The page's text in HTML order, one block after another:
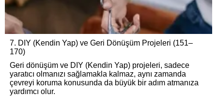
7. DIY (Kendin Yap) ve Geri Dönüşüm Projeleri (151–
170)
Geri dönüşüm ve DIY (Kendin Yap) projeleri, sadece
yaratıcı olmanızı sağlamakla kalmaz, aynı zamanda
çevreyi koruma konusunda da büyük bir adım atmanıza
yardımcı olur.